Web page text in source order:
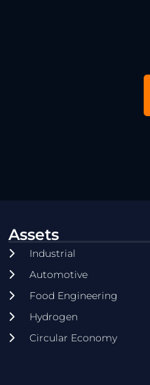
Assets
Industrial
Automotive
Food Engineering
Hydrogen
Circular Economy